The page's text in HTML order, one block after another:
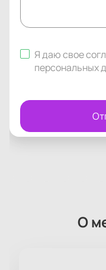
Я даю свое
персональных
О